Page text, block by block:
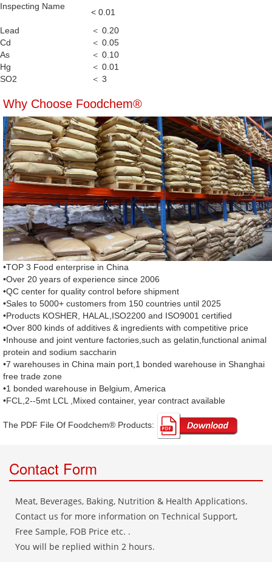
Inspecting Name
< 0.01
Lead
＜ 0.20
Cd
＜ 0.05
As
＜ 0.10
Hg
＜ 0.01
SO2
＜ 3
Why Choose Foodchem®
•TOP 3 Food enterprise in China
•Over 20 years of experience since 2006
•QC center for quality control before shipment
•Sales to 5000+ customers from 150 countries until 2025
•Products KOSHER, HALAL,ISO2200 and ISO9001 certified
•Over 800 kinds of additives & ingredients with competitive price
•Inhouse and joint venture factories,such as gelatin,functional animal
protein and sodium saccharin
•7 warehouses in China main port,1 bonded warehouse in Shanghai
free trade zone
•1 bonded warehouse in Belgium, America
•FCL,2--5mt LCL ,Mixed container, year contract available
The PDF File Of Foodchem® Products: